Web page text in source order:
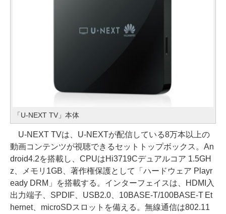
「U-NEXT TV」本体
U-NEXT TVは、U-NEXTが配信している8万本以上の
動画コンテンツが視聴できるセットトップボックス。An
droid4.2を搭載し、CPUはHi3719Cデュアルコア 1.5GH
z、メモリ1GB、著作権保護として「ハードウェア Playr
eady DRM」を搭載する。インターフェイスは、HDMI入
出力端子、SPDIF、USB2.0、10BASE-T/100BASE-T Et
hernet、microSDスロットを備える。無線通信は802.11